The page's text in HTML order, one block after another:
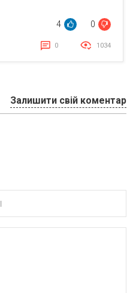
4 0
0 1034
Залишити свій коментар